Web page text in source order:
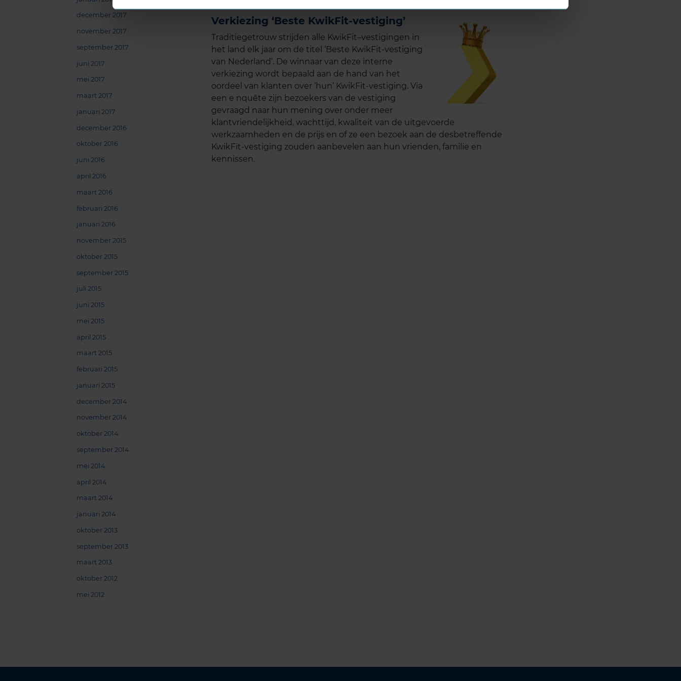
december 2017
november 2017
september 2017
juni 2017
mei 2017
maart 2017
januari 2017
december 2016
oktober 2016
juni 2016
april 2016
maart 2016
februari 2016
januari 2016
november 2015
oktober 2015
september 2015
juli 2015
juni 2015
mei 2015
april 2015
maart 2015
februari 2015
januari 2015
december 2014
november 2014
oktober 2014
september 2014
mei 2014
april 2014
maart 2014
januari 2014
oktober 2013
september 2013
maart 2013
oktober 2012
mei 2012
Verkiezing ‘Beste KwikFit-vestiging’
Traditiegetrouw strijden alle KwikFit–vestigingen in
het land elk jaar om de titel ‘Beste KwikFit-vestiging
van Nederland’. De winnaar van deze interne
verkiezing wordt bepaald aan de hand van het
oordeel van klanten over ‘hun’ KwikFit-vestiging. Via
een e nquête zijn bezoekers van de vestiging
gevraagd naar hun mening over onder meer
klantvriendelijkheid, wachttijd, kwaliteit van de uitgevoerde
werkzaamheden en de prijs en of ze een bezoek aan de desbetreffende
KwikFit-vestiging zouden aanbevelen aan hun vrienden, familie en
kennissen.